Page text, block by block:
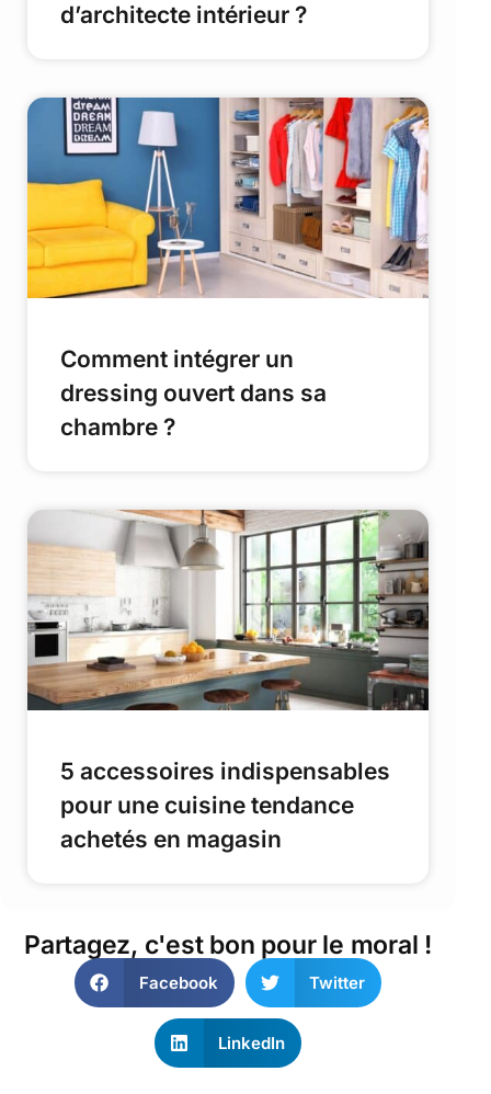
d’architecte intérieur ?
Comment intégrer un
dressing ouvert dans sa
chambre ?
5 accessoires indispensables
pour une cuisine tendance
achetés en magasin
Partagez, c'est bon pour le moral !
Facebook Twitter
LinkedIn